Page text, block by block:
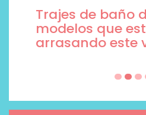
Trajes de baño
modelos que
arrasando este